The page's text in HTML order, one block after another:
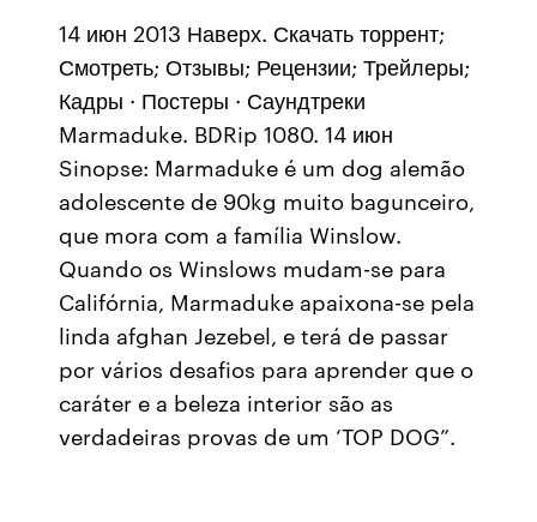
14 июн 2013 Наверх. Скачать торрент;
Смотреть; Отзывы; Рецензии; Трейлеры;
Кадры · Постеры · Саундтреки
Marmaduke. BDRip 1080. 14 июн
Sinopse: Marmaduke é um dog alemão
adolescente de 90kg muito bagunceiro,
que mora com a família Winslow.
Quando os Winslows mudam-se para
Califórnia, Marmaduke apaixona-se pela
linda afghan Jezebel, e terá de passar
por vários desafios para aprender que o
caráter e a beleza interior são as
verdadeiras provas de um ‘TOP DOG”.